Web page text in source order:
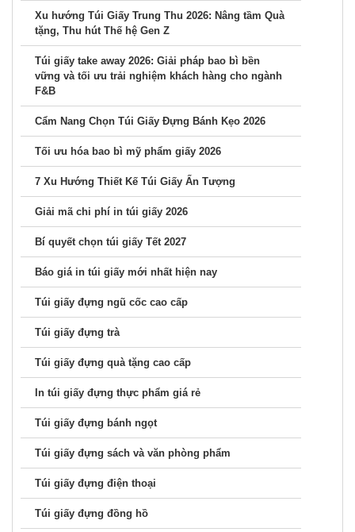
Xu hướng Túi Giấy Trung Thu 2026: Nâng tầm Quà
tặng, Thu hút Thế hệ Gen Z
Túi giấy take away 2026: Giải pháp bao bì bền
vững và tối ưu trải nghiệm khách hàng cho ngành
F&B
Cẩm Nang Chọn Túi Giấy Đựng Bánh Kẹo 2026
Tối ưu hóa bao bì mỹ phẩm giấy 2026
7 Xu Hướng Thiết Kế Túi Giấy Ấn Tượng
Giải mã chi phí in túi giấy 2026
Bí quyết chọn túi giấy Tết 2027
Báo giá in túi giấy mới nhất hiện nay
Túi giấy đựng ngũ cốc cao cấp
Túi giấy đựng trà
Túi giấy đựng quà tặng cao cấp
In túi giấy đựng thực phẩm giá rẻ
Túi giấy đựng bánh ngọt
Túi giấy đựng sách và văn phòng phẩm
Túi giấy đựng điện thoại
Túi giấy đựng đồng hồ